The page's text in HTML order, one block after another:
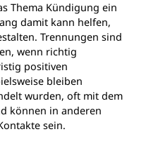
Thema Kündigung ein
damit kann helfen,
Trennungen sind
wenn richtig
positiven
bleiben
wurden, oft mit dem
können in anderen
sein.